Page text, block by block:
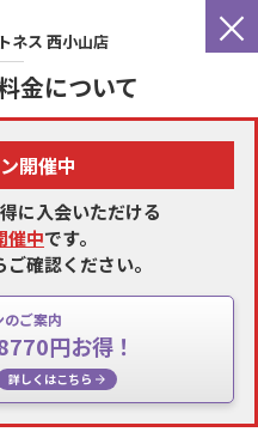
×
ネス 西小山店
金について
開催中
に入会いただける
催中です。
確認ください。
のご案内
円お得！
詳しくはこちら